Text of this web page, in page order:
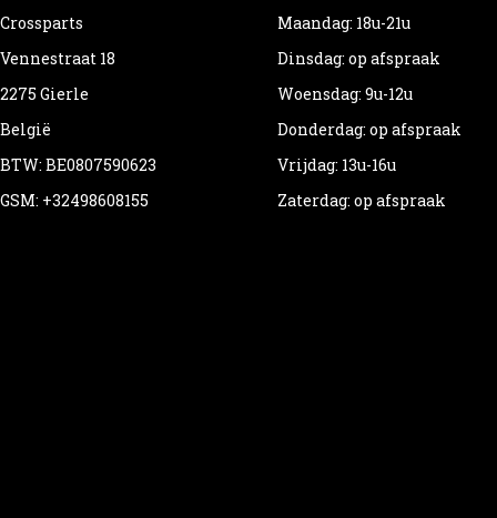
Crossparts
Vennestraat 18
2275 Gierle
België
BTW: BE0807590623
GSM: +32498608155
Maandag: 18u-21u
Dinsdag: op afspraak
Woensdag: 9u-12u
Donderdag: op afspraak
Vrijdag: 13u-16u
Zaterdag: op afspraak